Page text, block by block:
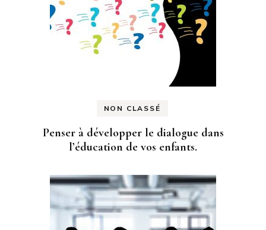
NON CLASSÉ
Penser à développer le dialogue dans
l’éducation de vos enfants.